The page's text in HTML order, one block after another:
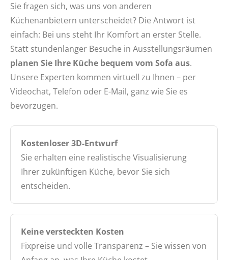
Sie fragen sich, was uns von anderen
Küchenanbietern unterscheidet? Die Antwort ist
einfach: Bei uns steht Ihr Komfort an erster Stelle.
Statt stundenlanger Besuche in Ausstellungsräumen
planen Sie Ihre Küche bequem vom Sofa aus.
Unsere Experten kommen virtuell zu Ihnen – per
Videochat, Telefon oder E-Mail, ganz wie Sie es
bevorzugen.
Kostenloser 3D-Entwurf
Sie erhalten eine realistische Visualisierung
Ihrer zukünftigen Küche, bevor Sie sich
entscheiden.
Keine versteckten Kosten
Fixpreise und volle Transparenz – Sie wissen von